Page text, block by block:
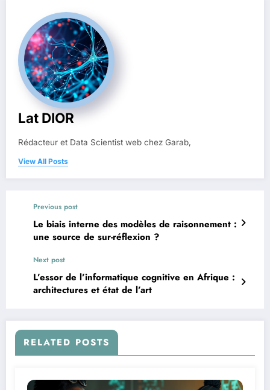
Lat DIOR
Rédacteur et Data Scientist web chez Garab,
View All Posts
Previous post
Le biais interne des modèles de raisonnement :
une source de sur-réflexion ?
Next post
L’essor de l’informatique cognitive en Afrique :
architectures et état de l’art
RELATED POSTS